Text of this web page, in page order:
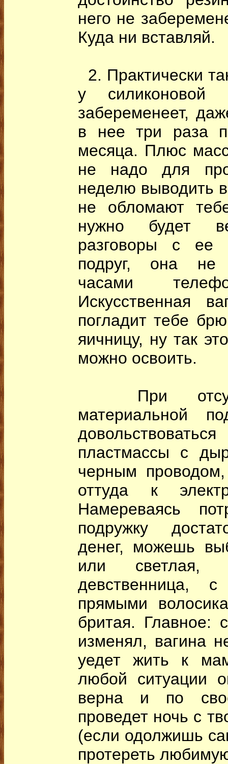
него не
Куда ни вставляй.
2. Практически
у
забеременеет,
в нее три раза
месяца. Плюс
не надо для
неделю выводить
не обломают
нужно будет
разговоры с ее
подруг, она не
часами
Искусственная
погладит тебе
яичницу, ну так
можно освоить.
При
материальной
пластмассы с
черным
оттуда к
Намереваясь
подружку
денег, можешь
или
девственница,
прямыми
бритая.
изменял, вагина
уедет жить к
любой ситуации
верна и по
проведет ночь с
(если одолжишь
протереть